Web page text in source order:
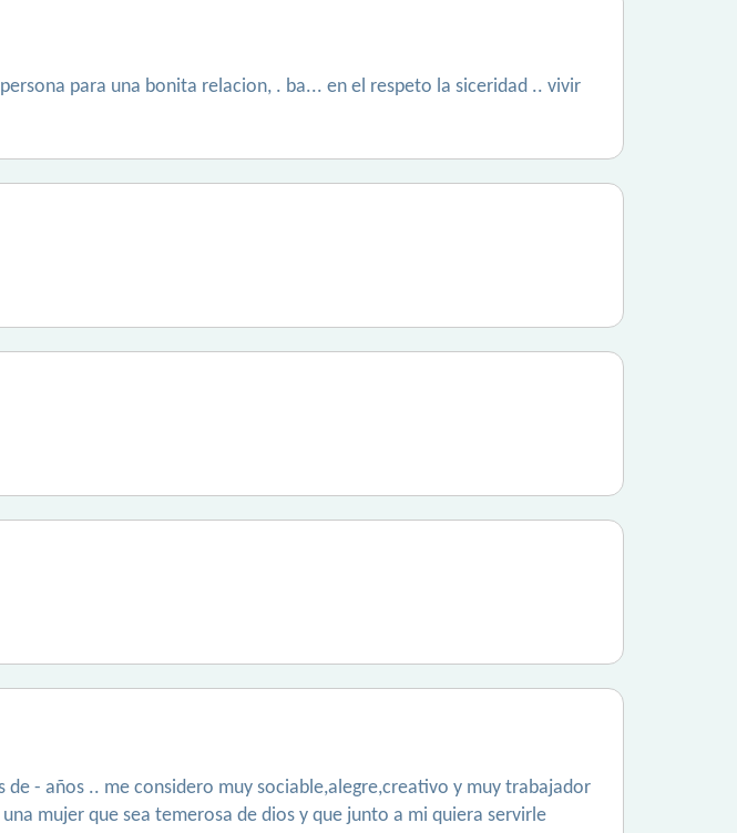
para una bonita relacion, . ba... en el respeto la siceridad .. vivir
- años .. me considero muy sociable,alegre,creativo y muy trabajador
mujer que sea temerosa de dios y que junto a mi quiera servirle